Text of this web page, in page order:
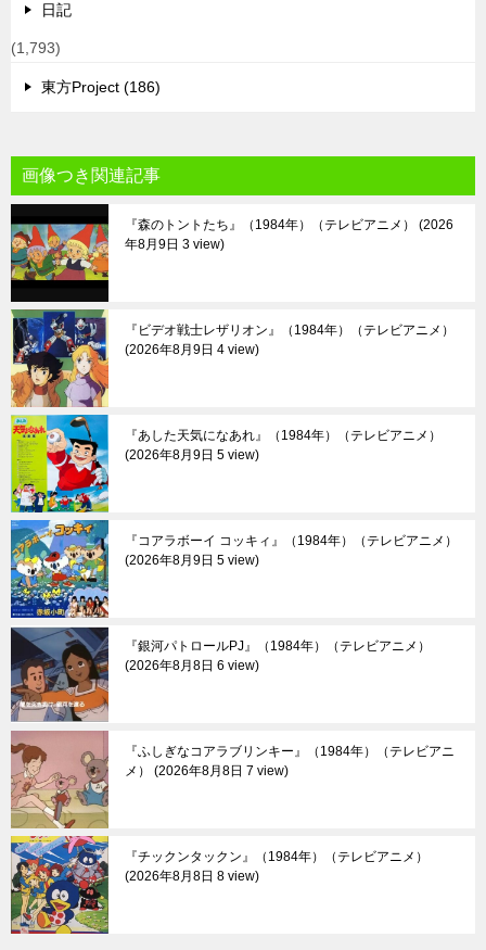
日記
(1,793)
東方Project (186)
画像つき関連記事
『森のトントたち』（1984年）（テレビアニメ）
2026
年8月9日 3 view
『ビデオ戦士レザリオン』（1984年）（テレビアニメ）
2026年8月9日 4 view
『あした天気になあれ』（1984年）（テレビアニメ）
2026年8月9日 5 view
『コアラボーイ コッキィ』（1984年）（テレビアニメ）
2026年8月9日 5 view
『銀河パトロールPJ』（1984年）（テレビアニメ）
2026年8月8日 6 view
『ふしぎなコアラブリンキー』（1984年）（テレビアニ
メ）
2026年8月8日 7 view
『チックンタックン』（1984年）（テレビアニメ）
2026年8月8日 8 view